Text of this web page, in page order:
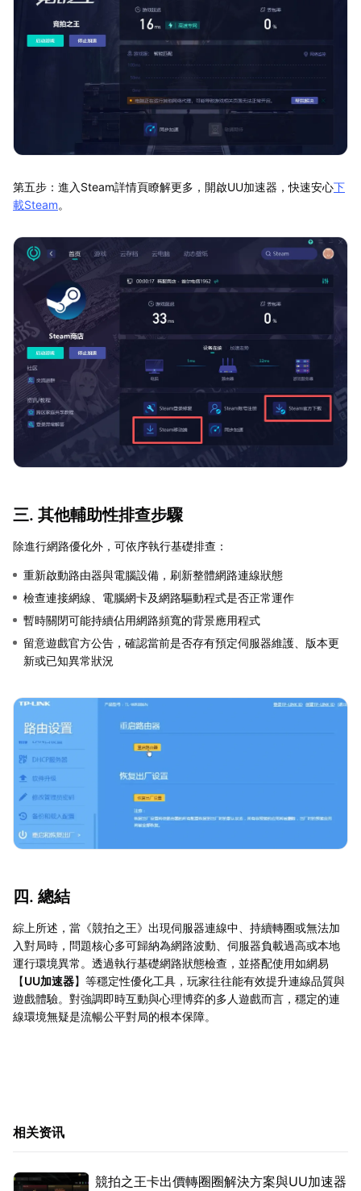
第五步：進入Steam詳情頁瞭解更多，開啟UU加速器，快速安心下
載Steam。
三. 其他輔助性排查步驟
除進行網路優化外，可依序執行基礎排查：
重新啟動路由器與電腦設備，刷新整體網路連線狀態
檢查連接網線、電腦網卡及網路驅動程式是否正常運作
暫時關閉可能持續佔用網路頻寬的背景應用程式
留意遊戲官方公告，確認當前是否存有預定伺服器維護、版本更
新或已知異常狀況
四. 總結
綜上所述，當《競拍之王》出現伺服器連線中、持續轉圈或無法加
入對局時，問題核心多可歸納為網路波動、伺服器負載過高或本地
運行環境異常。透過執行基礎網路狀態檢查，並搭配使用如網易
【UU加速器】等穩定性優化工具，玩家往往能有效提升連線品質與
遊戲體驗。對強調即時互動與心理博弈的多人遊戲而言，穩定的連
線環境無疑是流暢公平對局的根本保障。
相关资讯
競拍之王卡出價轉圈圈解決方案與UU加速器